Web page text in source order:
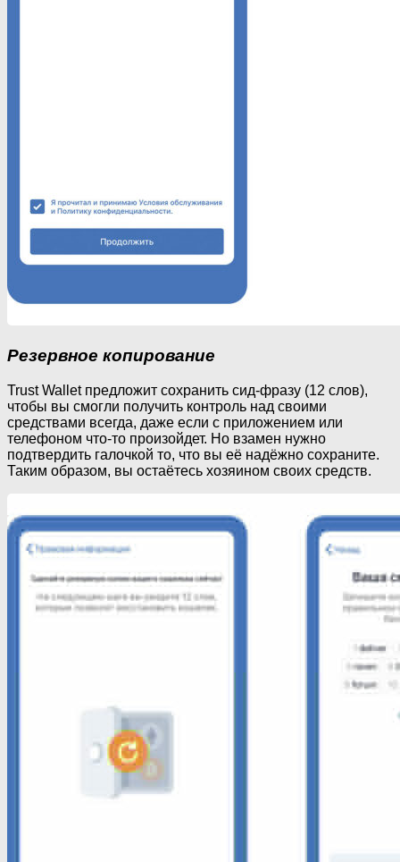
Резервное копирование
Trust Wallet предложит сохранить сид-фразу (12 слов),
чтобы вы смогли получить контроль над своими
средствами всегда, даже если с приложением или
телефоном что-то произойдет. Но взамен нужно
подтвердить галочкой то, что вы её надёжно сохраните.
Таким образом, вы остаётесь хозяином своих средств.